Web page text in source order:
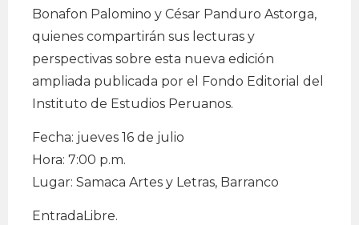
Bonafon Palomino y César Panduro Astorga,
quienes compartirán sus lecturas y
perspectivas sobre esta nueva edición
ampliada publicada por el Fondo Editorial del
Instituto de Estudios Peruanos.
Fecha: jueves 16 de julio
Hora: 7:00 p.m.
Lugar: Samaca Artes y Letras, Barranco
EntradaLibre.